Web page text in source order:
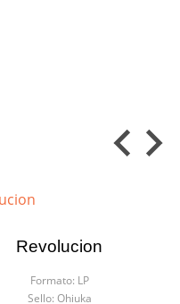
Revolucion
Formato: LP
Sello: Ohiuka